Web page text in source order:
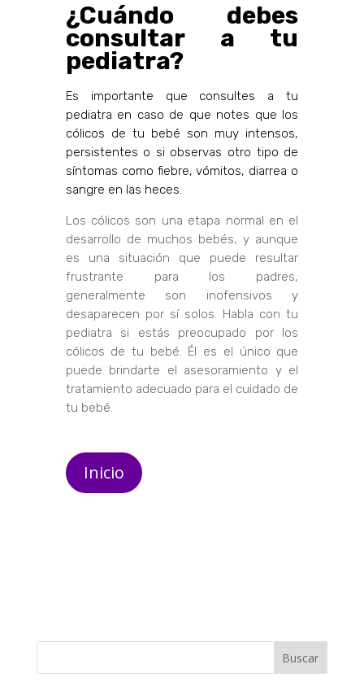
¿Cuándo debes
consultar a tu
pediatra?
Es importante que consultes a tu
pediatra en caso de que notes que los
cólicos de tu bebé son muy intensos,
persistentes o si observas otro tipo de
síntomas como fiebre, vómitos, diarrea o
sangre en las heces.
Los cólicos son una etapa normal en el
desarrollo de muchos bebés, y aunque
es una situación que puede resultar
frustrante para los padres,
generalmente son inofensivos y
desaparecen por sí solos. Habla con tu
pediatra si estás preocupado por los
cólicos de tu bebé. Él es el único que
puede brindarte el asesoramiento y el
tratamiento adecuado para el cuidado de
tu bebé.
Inicio
Buscar